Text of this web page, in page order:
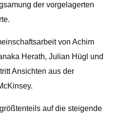
der vorgelagerten
von Achim
Herath, Julian Hügl und
Ansichten aus der
auf die steigende